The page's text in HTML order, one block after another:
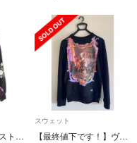
ヴィヴィアンウエストウッド Vivienne Westwood DRUNKEN SWEATSHIRT PLANETS スウェット 衣料品 トップス コットン ナイロン メンズ ブラック系 / マルチカラー 【中古】
スウェット
【最終値下です！】ヴィヴィアン・ウエストウッド スウェット